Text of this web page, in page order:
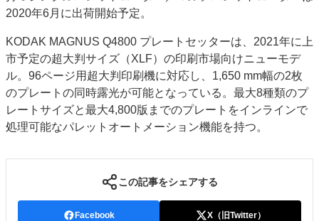
2020年6月に出荷開始予定。
KODAK MAGNUS Q4800 プレートセッターは、2021年に上
市予定の超大判サイズ（XLF）の印刷市場向けニューモデ
ル。96ページ用超大判印刷機に対応し、1,650 mm幅の2枚
のプレートの同時露光が可能となっている。最大8種類のプ
レートサイズと最大4,800版までのプレートをインラインで
処理可能なパレットオートメーション機能を持つ。
この記事をシェアする
Facebook X（旧Twitter）